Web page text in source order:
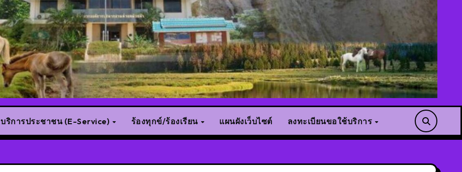
บริการประชาชน (E-Service) ร้องทุกข์/ร้องเรียน แผนผังเว็บไซต์ ลงทะเบียนขอใช้บริการ